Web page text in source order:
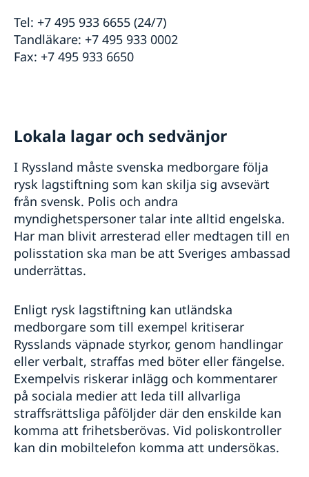
Tel: +7 495 933 6655 (24/7)
Tandläkare: +7 495 933 0002
Fax: +7 495 933 6650
Lokala lagar och sedvänjor
I Ryssland måste svenska medborgare följa
rysk lagstiftning som kan skilja sig avsevärt
från svensk. Polis och andra
myndighetspersoner talar inte alltid engelska.
Har man blivit arresterad eller medtagen till en
polisstation ska man be att Sveriges ambassad
underrättas.
Enligt rysk lagstiftning kan utländska
medborgare som till exempel kritiserar
Rysslands väpnade styrkor, genom handlingar
eller verbalt, straffas med böter eller fängelse.
Exempelvis riskerar inlägg och kommentarer
på sociala medier att leda till allvarliga
straffsrättsliga påföljder där den enskilde kan
komma att frihetsberövas. Vid poliskontroller
kan din mobiltelefon komma att undersökas.